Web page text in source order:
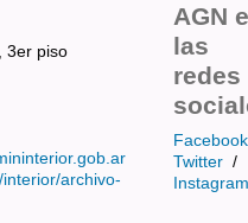
3er piso
archivo-
AGN
las
redes
Facebook
Twitter /
Instagram